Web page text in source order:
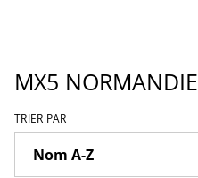
MX5 NORMANDIE
TRIER PAR